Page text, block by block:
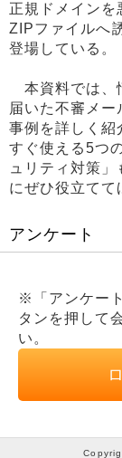
正規ドメインを
ZIPファイルへ
登場している。
本資料では、
届いた不審メ
事例を詳しく紹
すぐ使える5つ
ュリティ対策
にぜひ役立てて
アンケート
※「アンケー
タンを押して
い。